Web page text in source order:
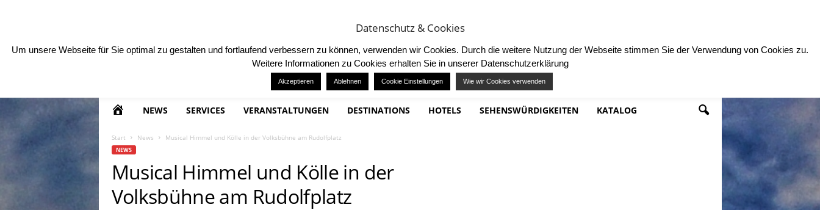
u
O
M
NEWS SERVICES VERANSTALTUNGEN DESTINATIONS HOTELS SEHENSWÜRDIGKEITEN KATALOG
Start News Musical Himmel und Kölle in der Volksbühne am Rudolfplatz
NEWS
Musical Himmel und Kölle in der
Volksbühne am Rudolfplatz
Datenschutz & Cookies
Um unsere Webseite für Sie optimal zu gestalten und fortlaufend verbessern zu können, verwenden wir Cookies. Durch die weitere Nutzung der Webseite stimmen Sie der Verwendung von Cookies zu.
Weitere Informationen zu Cookies erhalten Sie in unserer Datenschutzerklärung
Akzeptieren Ablehnen Cookie Einstellungen Wie wir Cookies verwenden